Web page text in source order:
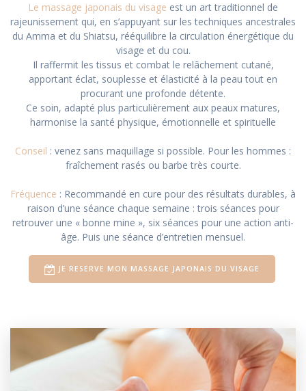
Le massage japonais du visage est un art traditionnel de
rajeunissement qui, en s’appuyant sur les techniques ancestrales
du Amma et du Shiatsu, rééquilibre la circulation énergétique du
visage et du cou.
Il raffermit les tissus et combat le relâchement cutané,
apportant éclat, souplesse et élasticité à la peau tout en
procurant une profonde détente.
Ce soin, adapté plus particulièrement aux peaux matures,
harmonise la santé physique, émotionnelle et spirituelle
Conseil : venez sans maquillage si possible. Pour les hommes :
fraîchement rasés ou barbe très courte.
Fréquence : Recommandé en cure pour des résultats durables, à
raison d’une séance chaque semaine : trois séances pour
retrouver une « bonne mine », six séances pour une action anti-
âge. Puis une séance d’entretien mensuel.
JE RESERVE MON MASSAGE JAPONAIS DU VISAGE